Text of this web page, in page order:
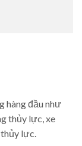
hàng đầu như
thủy lực, xe
lực.